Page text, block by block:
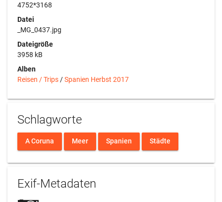
4752*3168
Datei
_MG_0437.jpg
Dateigröße
3958 kB
Alben
Reisen / Trips /Spanien Herbst 2017
Schlagworte
A Coruna Meer Spanien Städte
Exif-Metadaten